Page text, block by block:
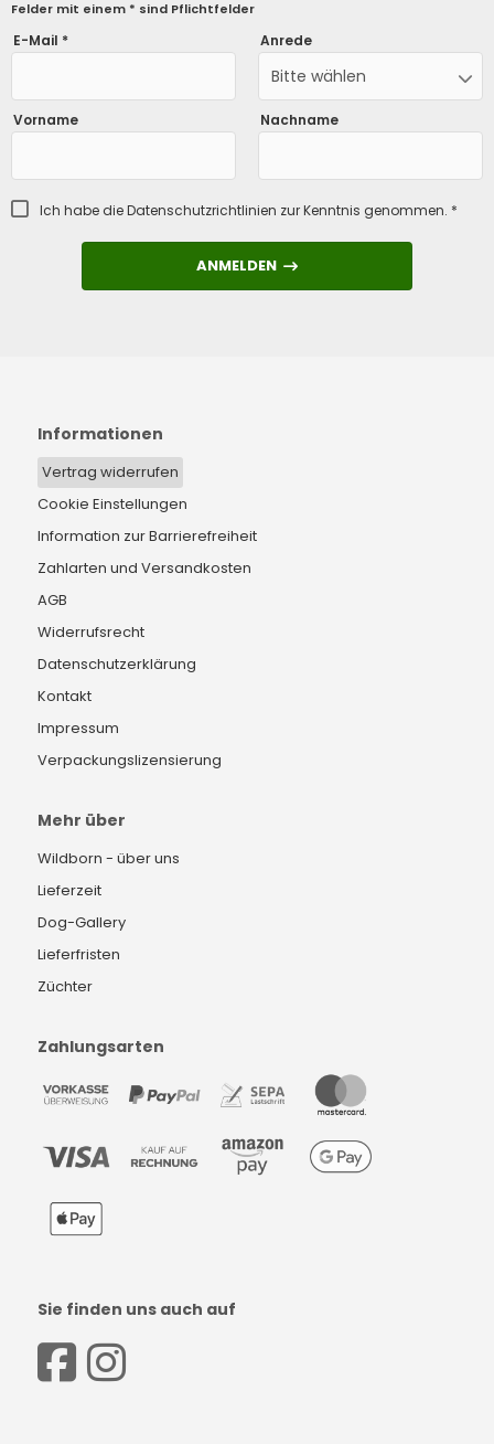
Felder mit einem * sind Pflichtfelder
E-Mail * Anrede
Bitte wählen
Vorname Nachname
Ich habe dieDatenschutzrichtlinien zur Kenntnis genommen. *
ANMELDEN
ANMELDEN
Informationen
Vertrag widerrufen
Cookie Einstellungen
Information zur Barrierefreiheit
Zahlarten und Versandkosten
AGB
Widerrufsrecht
Datenschutzerklärung
Kontakt
Impressum
Verpackungslizensierung
Mehr über
Wildborn - über uns
Lieferzeit
Dog-Gallery
Lieferfristen
Züchter
Zahlungsarten
Sie finden uns auch auf